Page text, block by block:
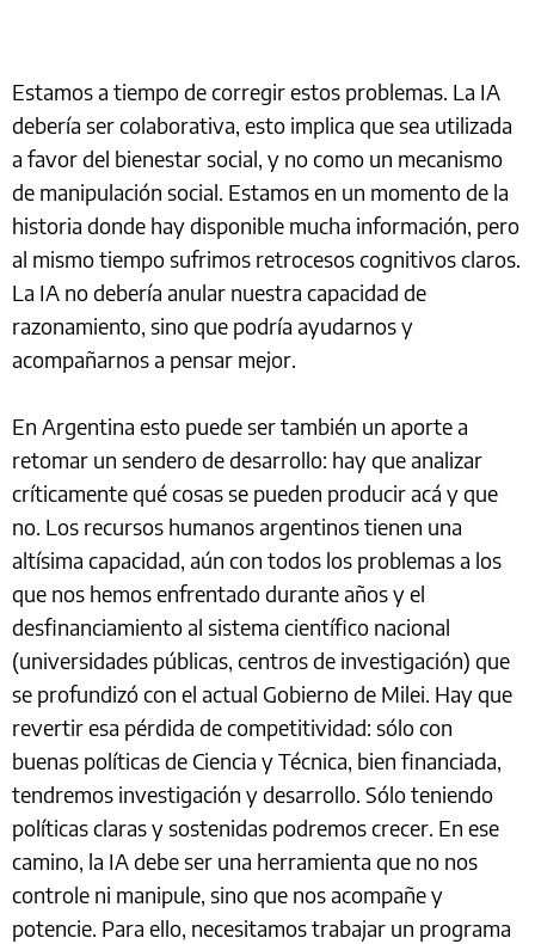
Estamos a tiempo de corregir estos problemas. La IA
debería ser colaborativa, esto implica que sea utilizada
a favor del bienestar social, y no como un mecanismo
de manipulación social. Estamos en un momento de la
historia donde hay disponible mucha información, pero
al mismo tiempo sufrimos retrocesos cognitivos claros.
La IA no debería anular nuestra capacidad de
razonamiento, sino que podría ayudarnos y
acompañarnos a pensar mejor.
En Argentina esto puede ser también un aporte a
retomar un sendero de desarrollo: hay que analizar
críticamente qué cosas se pueden producir acá y que
no. Los recursos humanos argentinos tienen una
altísima capacidad, aún con todos los problemas a los
que nos hemos enfrentado durante años y el
desfinanciamiento al sistema científico nacional
(universidades públicas, centros de investigación) que
se profundizó con el actual Gobierno de Milei. Hay que
revertir esa pérdida de competitividad: sólo con
buenas políticas de Ciencia y Técnica, bien financiada,
tendremos investigación y desarrollo. Sólo teniendo
políticas claras y sostenidas podremos crecer. En ese
camino, la IA debe ser una herramienta que no nos
controle ni manipule, sino que nos acompañe y
potencie. Para ello, necesitamos trabajar un programa